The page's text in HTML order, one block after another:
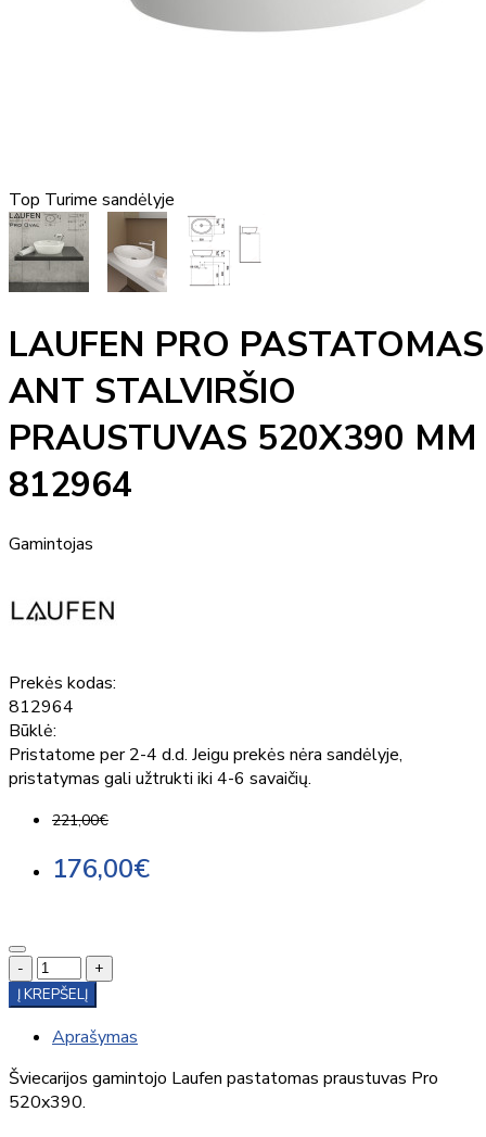
Top Turime sandėlyje
LAUFEN PRO PASTATOMAS
ANT STALVIRŠIO
PRAUSTUVAS 520X390 MM
812964
Gamintojas
Prekės kodas:
812964
Būklė:
Pristatome per 2-4 d.d. Jeigu prekės nėra sandėlyje,
pristatymas gali užtrukti iki 4-6 savaičių.
221,00€
176,00€
-
+
Į KREPŠELĮ
Aprašymas
Šviecarijos gamintojo Laufen pastatomas praustuvas Pro
520x390.